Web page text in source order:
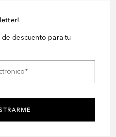
descuento para tu
*